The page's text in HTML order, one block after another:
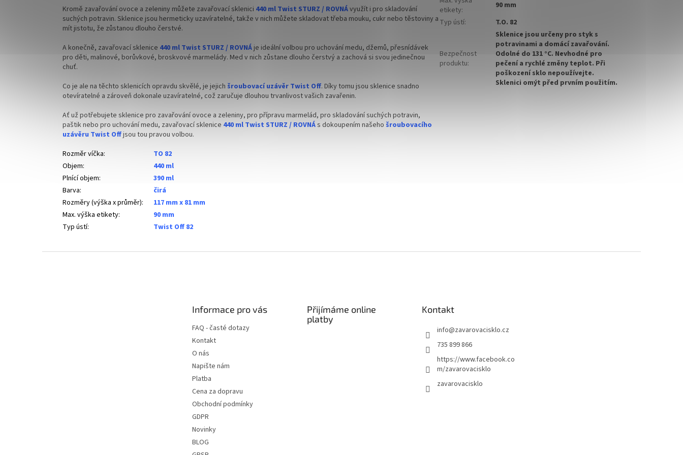
Kromě zavařování ovoce a zeleniny můžete zavařovací sklenici 440 ml Twist STURZ / ROVNÁvyužít i pro skladování
suchých potravin. Sklenice jsou hermeticky uzavíratelné, takže v nich můžete skladovat třeba mouku, cukr nebo těstoviny a
mít jistotu, že zůstanou dlouho čerstvé.
A konečně, zavařovací sklenice 440 ml Twist STURZ / ROVNÁ je ideální volbou pro uchování medu, džemů, přesnídávek
pro děti, malinové, borůvkové, broskvové marmelády. Med v nich zůstane dlouho čerstvý a zachová si svou jedinečnou
chuť.
Co je ale na těchto sklenicích opravdu skvělé, je jejich šroubovací uzávěr Twist Off. Díky tomu jsou sklenice snadno
otevíratelné a zároveň dokonale uzavíratelné, což zaručuje dlouhou trvanlivost vašich zavařenin.
Ať už potřebujete sklenice pro zavařování ovoce a zeleniny, pro přípravu marmelád, pro skladování suchých potravin,
paštik nebo pro uchování medu, zavařovací sklenice 440 ml Twist STURZ / ROVNÁs dokoupením našeho šroubovacího
uzávěru Twist Offjsou tou pravou volbou.
Rozměr víčka:
TO 82
Objem:
440 ml
Plnící objem:
390 ml
Barva:
čirá
Rozměry (výška x průměr):
117 mm x 81 mm
Max. výška etikety:
90 mm
Typ ústí: Twist Off 82
etikety:
90 mm
Typ ústí: T.O. 82
Bezpečnost
produktu:
Sklenice jsou určeny pro styk s
potravinami a domácí zavařování.
Odolné do 131 °C. Nevhodné pro
pečení a rychlé změny teplot. Při
poškození sklo nepoužívejte.
Sklenici omýt před prvním použitím.
Informace pro vás
FAQ - časté dotazy
Kontakt
O nás
Napište nám
Platba
Cena za dopravu
Obchodní podmínky
GDPR
Novinky
BLOG
Přijímáme online
platby
Kontakt
info@zavarovacisklo.cz
735 899 866
https://www.facebook.co
m/zavarovacisklo
zavarovacisklo